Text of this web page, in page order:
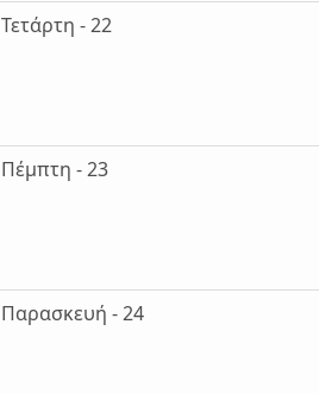
Τετάρτη - 22
Πέμπτη - 23
Παρασκευή - 24